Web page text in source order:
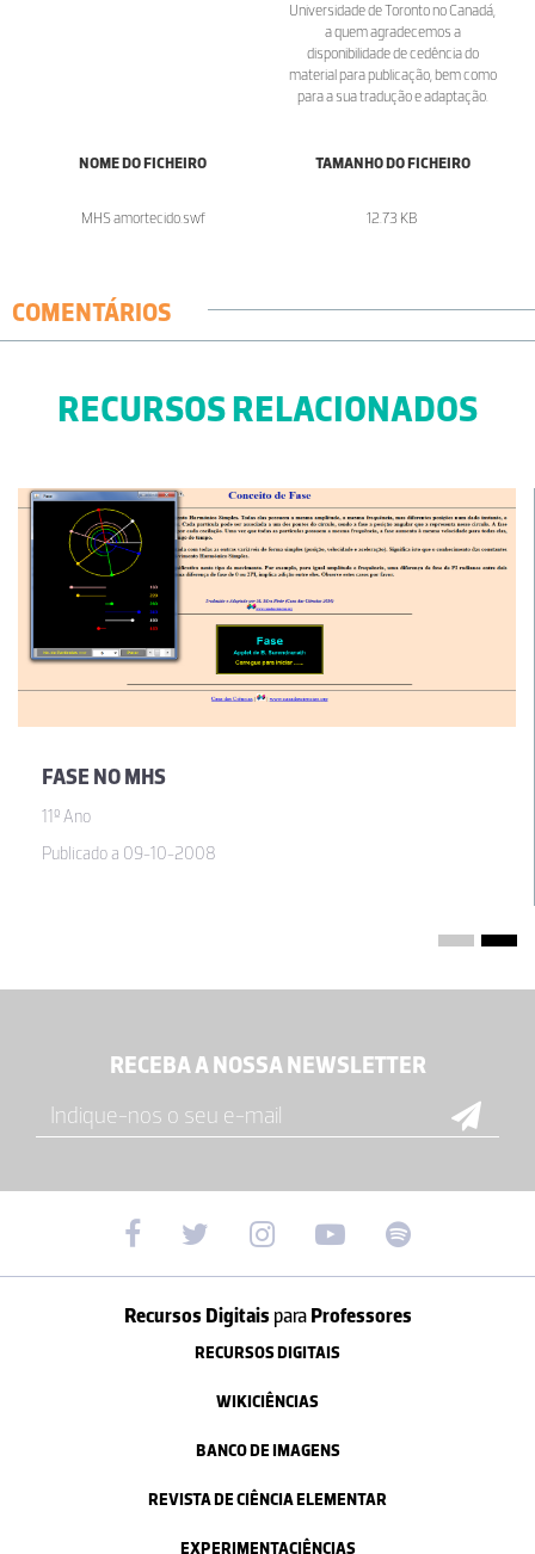
Universidade de Toronto no Canadá,
a quem agradecemos a
disponibilidade de cedência do
material para publicação, bem como
para a sua tradução e adaptação.
NOME DO FICHEIRO
MHS amortecido.swf
TAMANHO DO FICHEIRO
12.73 KB
COMENTÁRIOS
RECURSOS RELACIONADOS
FASE NO MHS
11º Ano
Publicado a 09-10-2008
RECEBA A NOSSA NEWSLETTER
Recursos Digitais paraProfessores
RECURSOS DIGITAIS
WIKICIÊNCIAS
BANCO DE IMAGENS
REVISTA DE CIÊNCIA ELEMENTAR
EXPERIMENTACIÊNCIAS